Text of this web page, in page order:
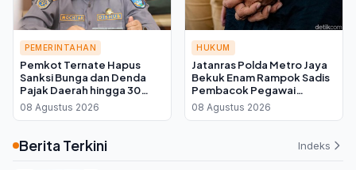
PEMERINTAHAN
Pemkot Ternate Hapus
Sanksi Bunga dan Denda
Pajak Daerah hingga 30
September 2026, Cukup
Bayar Pokok
08 Agustus 2026
HUKUM
Jatanras Polda Metro Jaya
Bekuk Enam Rampok Sadis
Pembacok Pegawai
Koperasi di Cibitung
08 Agustus 2026
Berita Terkini Indeks